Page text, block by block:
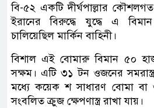
বি-৫২ একটি দীর্ঘপাল্লার
ইরানের বিরুদ্ধে যুদ্ধে এ
চালিয়েছিল মার্কিন বাহিনী।
বিশাল এই বোমারু বিমান ৫০
সক্ষম। এটি ৩১ টন ওজনের
মধ্যে কয়েক শ সাধারণ বোমা বা
সংবলিত ক্রুজ ক্ষেপণাস্ত্র রাখা যায়।